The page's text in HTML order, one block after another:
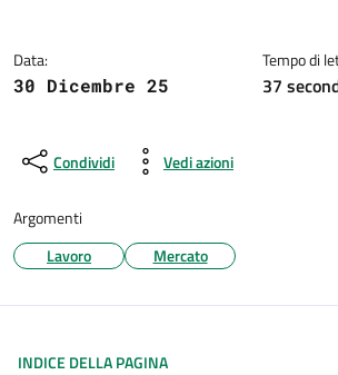
Data:
30 Dicembre 25
Tempo di
37
Condividi Vedi azioni
Argomenti
Lavoro
Mercato
INDICE DELLA PAGINA